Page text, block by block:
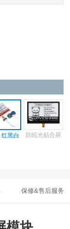
黑白 防眩光贴合屏
保修&售后服务